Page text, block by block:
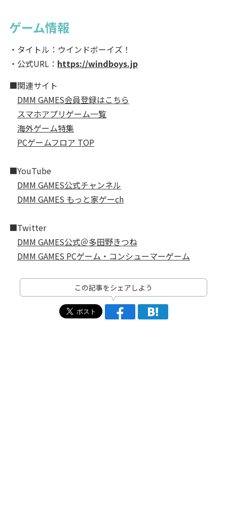
ゲーム情報
・タイトル：ウインドボーイズ！
・公式URL： https://windboys.jp
■関連サイト
DMM GAMES会員登録はこちら
スマホアプリゲーム一覧
海外ゲーム特集
PCゲームフロア TOP
■YouTube
DMM GAMES公式チャンネル
DMM GAMES もっと家ゲーch
■Twitter
DMM GAMES公式＠多田野きつね
DMM GAMES PCゲーム・コンシューマーゲーム
この記事をシェアしよう